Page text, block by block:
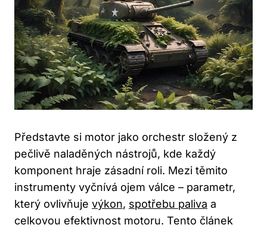
Představte si motor‍ jako orchestr složený z
pečlivě‍ naladěných nástrojů, kde každý⁢
komponent hraje zásadní roli.⁣ Mezi těmito
instrumenty vyčnívá ojem válce – parametr,
který ovlivňuje ⁢ výkon, spotřebu paliva a
celkovou efektivnost motoru. Tento článek